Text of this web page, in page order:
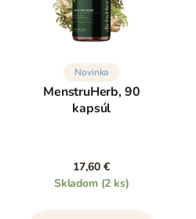
Novinka
MenstruHerb, 90
kapsúl
17,60 €
Skladom (2 ks)